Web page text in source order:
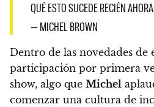
QUÉ ESTO SUCEDE RECIÉN
— MICHEL BROWN
Dentro de las novedades de
participación por primera
show, algo que Michel
comenzar una cultura de